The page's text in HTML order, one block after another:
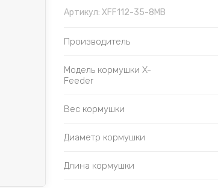
Артикул: XFF112-35-8MB
Производитель
Модель кормушки X-
Feeder
Вес кормушки
Диаметр кормушки
Длина кормушки